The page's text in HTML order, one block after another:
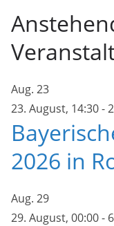
Aug. 23
23. August, 14:30-
2026 in
Aug. 29
29. August, 00:00-